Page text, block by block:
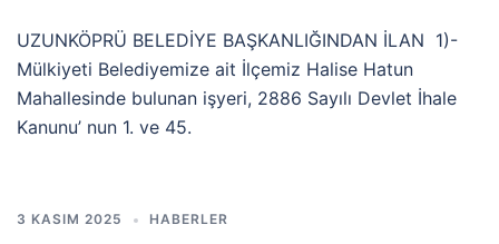
UZUNKÖPRÜ BELEDİYE BAŞKANLIĞINDAN İLAN 1)-
Mülkiyeti Belediyemize ait İlçemiz Halise Hatun
Mahallesinde bulunan işyeri, 2886 Sayılı Devlet İhale
Kanunu’ nun 1. ve 45.
3 KASIM 2025 HABERLER